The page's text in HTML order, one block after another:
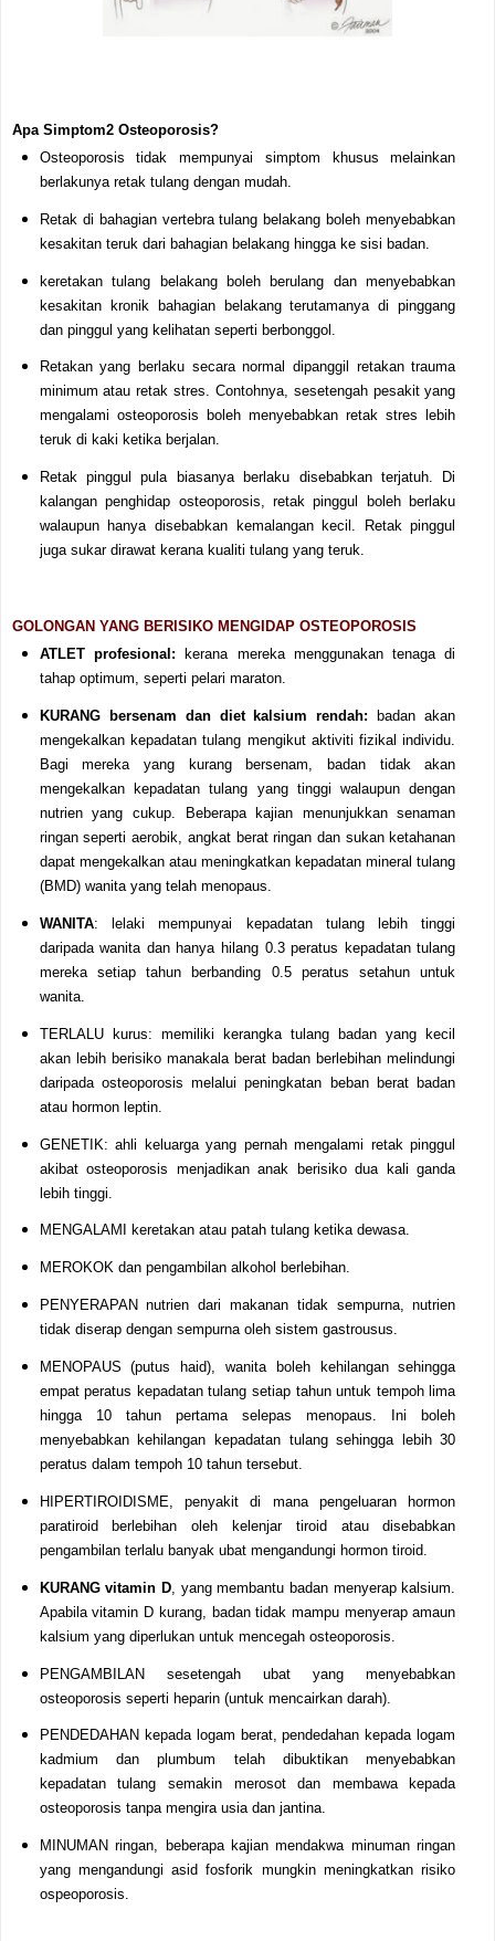
Apa Simptom2 Osteoporosis?
Osteoporosis tidak mempunyai simptom khusus melainkan
berlakunya retak tulang dengan mudah.
Retak di bahagian vertebra tulang belakang boleh menyebabkan
kesakitan teruk dari bahagian belakang hingga ke sisi badan.
keretakan tulang belakang boleh berulang dan menyebabkan
kesakitan kronik bahagian belakang terutamanya di pinggang
dan pinggul yang kelihatan seperti berbonggol.
Retakan yang berlaku secara normal dipanggil retakan trauma
minimum atau retak stres. Contohnya, sesetengah pesakit yang
mengalami osteoporosis boleh menyebabkan retak stres lebih
teruk di kaki ketika berjalan.
Retak pinggul pula biasanya berlaku disebabkan terjatuh. Di
kalangan penghidap osteoporosis, retak pinggul boleh berlaku
walaupun hanya disebabkan kemalangan kecil. Retak pinggul
juga sukar dirawat kerana kualiti tulang yang teruk.
GOLONGAN YANG BERISIKO MENGIDAP OSTEOPOROSIS
ATLET profesional: kerana mereka menggunakan tenaga di
tahap optimum, seperti pelari maraton.
KURANG bersenam dan diet kalsium rendah: badan akan
mengekalkan kepadatan tulang mengikut aktiviti fizikal individu.
Bagi mereka yang kurang bersenam, badan tidak akan
mengekalkan kepadatan tulang yang tinggi walaupun dengan
nutrien yang cukup. Beberapa kajian menunjukkan senaman
ringan seperti aerobik, angkat berat ringan dan sukan ketahanan
dapat mengekalkan atau meningkatkan kepadatan mineral tulang
(BMD) wanita yang telah menopaus.
WANITA: lelaki mempunyai kepadatan tulang lebih tinggi
daripada wanita dan hanya hilang 0.3 peratus kepadatan tulang
mereka setiap tahun berbanding 0.5 peratus setahun untuk
wanita.
TERLALU kurus: memiliki kerangka tulang badan yang kecil
akan lebih berisiko manakala berat badan berlebihan melindungi
daripada osteoporosis melalui peningkatan beban berat badan
atau hormon leptin.
GENETIK: ahli keluarga yang pernah mengalami retak pinggul
akibat osteoporosis menjadikan anak berisiko dua kali ganda
lebih tinggi.
MENGALAMI keretakan atau patah tulang ketika dewasa.
MEROKOK dan pengambilan alkohol berlebihan.
PENYERAPAN nutrien dari makanan tidak sempurna, nutrien
tidak diserap dengan sempurna oleh sistem gastrousus.
MENOPAUS (putus haid), wanita boleh kehilangan sehingga
empat peratus kepadatan tulang setiap tahun untuk tempoh lima
hingga 10 tahun pertama selepas menopaus. Ini boleh
menyebabkan kehilangan kepadatan tulang sehingga lebih 30
peratus dalam tempoh 10 tahun tersebut.
HIPERTIROIDISME, penyakit di mana pengeluaran hormon
paratiroid berlebihan oleh kelenjar tiroid atau disebabkan
pengambilan terlalu banyak ubat mengandungi hormon tiroid.
KURANG vitamin D, yang membantu badan menyerap kalsium.
Apabila vitamin D kurang, badan tidak mampu menyerap amaun
kalsium yang diperlukan untuk mencegah osteoporosis.
PENGAMBILAN sesetengah ubat yang menyebabkan
osteoporosis seperti heparin (untuk mencairkan darah).
PENDEDAHAN kepada logam berat, pendedahan kepada logam
kadmium dan plumbum telah dibuktikan menyebabkan
kepadatan tulang semakin merosot dan membawa kepada
osteoporosis tanpa mengira usia dan jantina.
MINUMAN ringan, beberapa kajian mendakwa minuman ringan
yang mengandungi asid fosforik mungkin meningkatkan risiko
ospeoporosis.